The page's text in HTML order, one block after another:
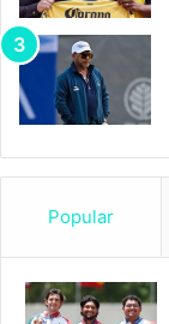
Popular